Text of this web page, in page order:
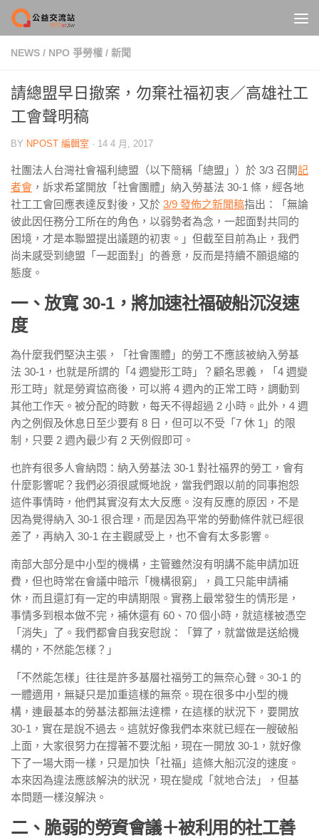
Skip to content
NEWS / NPO 爭勞權 / 新聞
請總盟早日撤案，勿棄社福初衷／高雄社工
工會聲明稿
BY NPOST 編輯室 · 14 4 月, 2017
社團法人台灣社會福利總盟（以下簡稱「總盟」）於 3/3 召開記
者會 ，訴求希望開放「社會團體」納入勞基法 30-1 條，經各地
社工工會回應表達反對後，又於 3/9 發佈之新聞稿指出：「無論
彼此因任務分工所在的角色，以弱勢者為念，一起面對共同的
困境，才是本聯盟提出議題的初衷。」但截至目前為止，我們
尚未感受到總盟「一起面對」的善意，反而是持續不願退縮的
態度。
一、放寬 30-1，將加速社福破船沉沒速
度
為什麼我們堅決主張，「社會團體」的勞工不應該被納入勞基
法 30-1，也就是所謂的「4 週變形工時」？顧名思義，「4 週變
形工時」就是勞資協商後，可以將 4 週內的正常工時，調動到
其他工作天。被分配的時數，每天不得超過 2 小時。此外，4 週
內之例假及休息日至少要有 8 日，但可以不受「7 休 1」的限
制，只要 2 週內最少有 2 天例假即可。
也許有很多人會納悶：納入勞基法 30-1 對社福界的勞工，會有
什麼影響呢？我們必須很感慨地說，當我們跟以前的同事抱怨
這件事情時，他們其實沒有太大反應。沒有反應的原因，不是
因為覺得納入 30-1 很合理，而是因為平常的勞動條件就已經很
差了，再納入 30-1 在主觀感受上，也不會有太多影響。
南部大部分是中小型的機構，主管雖然沒有明講不能申請加班
費，但也時常在會議中暗示「機構很窮」，員工只能申請補
休，而且還訂有一定的申請期限。實務上最常發生的情形是，
事情多到根本做不完，補休還有 60、70 個小時，就這樣被憑空
「消失」了。我們都會自我安慰說：「算了，就當做是送給機
構的，不然能怎樣？」
「不然能怎樣」往往是許多基層社福勞工的無奈心聲。30-1 的
一體適用，無疑只是加重這樣的無奈。現在很多中小型的機
構，連最基本的勞基法都無法達標，在這樣的狀況下，要開放
30-1，實在是說不過去。這就好像我們本來就已經在一艘破船
上面，大家很努力在撐著不要沈船，現在一開放 30-1，就好像
下了一場大雨一樣，只是加快「社福」這條大船沉沒的速度。
本來因為違法應該解決的狀況，現在變成「就地合法」，但基
本問題一樣沒解決。
二、脆弱的勞資會議＋被利用的社工善